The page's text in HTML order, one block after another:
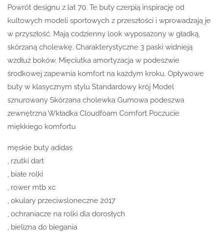
Powrót designu z lat 70. Te buty czerpią inspirację od
kultowych modeli sportowych z przeszłości i wprowadzają je
w przyszłość. Mają codzienny look wyposażony w gładką,
skórzaną cholewkę. Charakterystyczne 3 paski widnieją
wzdłuż boków. Mięciutka amortyzacja w podeszwie
środkowej zapewnia komfort na każdym kroku. Opływowe
buty w klasycznym stylu Standardowy krój Model
sznurowany Skórzana cholewka Gumowa podeszwa
zewnętrzna Wkładka Cloudfoam Comfort Poczucie
miękkiego komfortu
męskie buty adidas
, rzutki dart
, białe rolki
, rower mtb xc
, okulary przeciwsloneczne 2017
, ochraniacze na rolki dla dorosłych
, bielizna do biegania